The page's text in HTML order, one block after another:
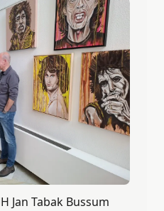
Jan Tabak Bussum